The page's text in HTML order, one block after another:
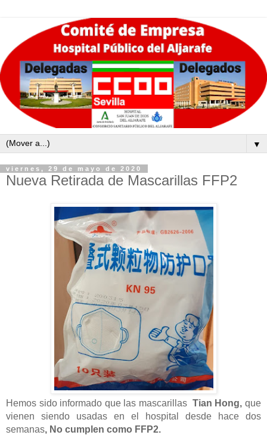
▼
viernes, 29 de mayo de 2020
Nueva Retirada de Mascarillas FFP2
Hemos sido informado que las mascarillas Tian Hong, que
vienen siendo usadas en el hospital desde hace dos
semanas, No cumplen como FFP2.